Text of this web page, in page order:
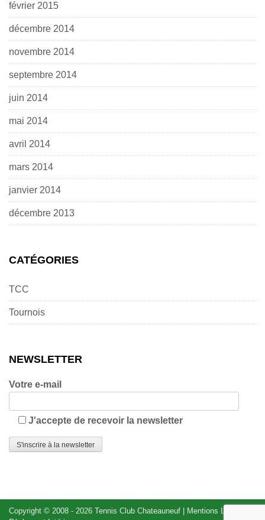
février 2015
décembre 2014
novembre 2014
septembre 2014
juin 2014
mai 2014
avril 2014
mars 2014
janvier 2014
décembre 2013
CATÉGORIES
TCC
Tournois
NEWSLETTER
Votre e-mail
J'accepte de recevoir la newsletter
Copyright © 2008 - 2026 Tennis Club Chateauneuf Mentions Légales